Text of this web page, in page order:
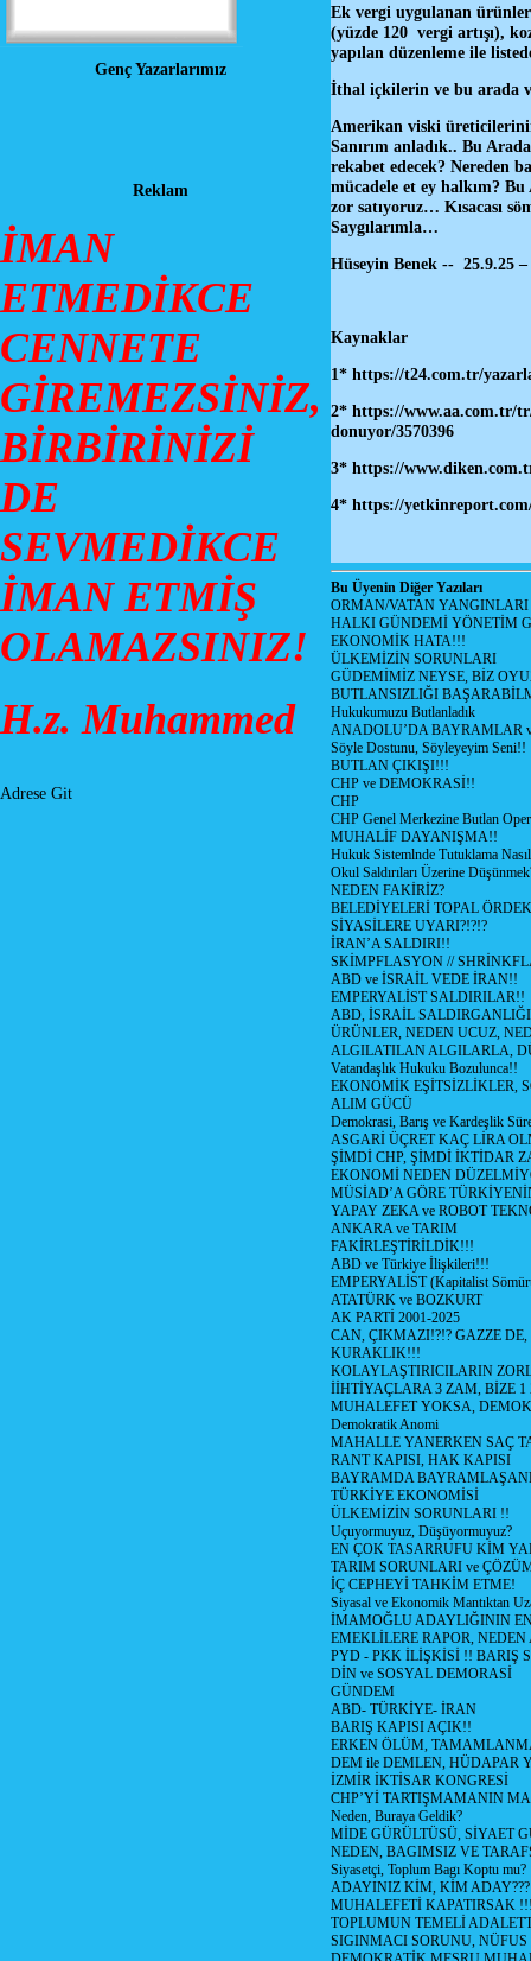
Genç Yazarlarımız
Reklam
İMAN
ETMEDİKCE
CENNETE
GİREMEZSİNİZ,
BİRBİRİNİZİ
DE
SEVMEDİKCE
İMAN ETMİŞ
OLAMAZSINIZ!
H.z. Muhammed
Adrese Git
Ek vergi uygulanan
(yüzde 120 vergi artışı),
yapılan düzenleme ile
İthal içkilerin ve bu arada
Amerikan viski
Sanırım anladık.. Bu
rekabet edecek? Nereden
mücadele et ey halkım?
zor satıyoruz… Kısacası
Saygılarımla…
Hüseyin Benek -- 25.9.25
Kaynaklar
1* https://t24.com.tr/
2* https://www.aa.com.tr/
donuyor/3570396
3* https://
4* https://
Bu Üyenin Diğer Yazıları
ORMAN/VATAN
HALKI GÜNDEMİ YÖNETİM
EKONOMİK HATA!!!
ÜLKEMİZİN SORUNLARI
GÜDEMİMİZ NEYSE, BİZ
BUTLANSIZLIĞI
Hukukumuzu Butlanladık
ANADOLU’DA BAYRAMLAR
Söyle Dostunu, Söyleyeyim Seni!!
BUTLAN ÇIKIŞI!!!
CHP ve DEMOKRASİ!!
CHP
CHP Genel Merkezine Butlan
MUHALİF DAYANIŞMA!!
Hukuk Sistemlnde Tutuklama
Okul Saldırıları Üzerine
NEDEN FAKİRİZ?
BELEDİYELERİ TOPAL
SİYASİLERE UYARI?!?!?
İRAN’A SALDIRI!!
SKİMPFLASYON //
ABD ve İSRAİL VEDE İRAN!!
EMPERYALİST SALDIRILAR!!
ABD, İSRAİL SALDIRGANLIĞI
ÜRÜNLER, NEDEN UCUZ,
ALGILATILAN ALGILARLA,
Vatandaşlık Hukuku Bozulunca!!
EKONOMİK EŞİTSİZLİKLER,
ALIM GÜCÜ
Demokrasi, Barış ve Kardeşlik
ASGARİ ÜÇRET KAÇ LİRA
ŞİMDİ CHP, ŞİMDİ İKTİDAR
EKONOMİ NEDEN
MÜSİAD’A GÖRE
YAPAY ZEKA ve ROBOT
ANKARA ve TARIM
FAKİRLEŞTİRİLDİK!!!
ABD ve Türkiye İlişkileri!!!
EMPERYALİST (Kapitalist
ATATÜRK ve BOZKURT
AK PARTİ 2001-2025
CAN, ÇIKMAZI!?!? GAZZE
KURAKLIK!!!
KOLAYLAŞTIRICILARIN
İİHTİYAÇLARA 3 ZAM, BİZE
MUHALEFET YOKSA,
Demokratik Anomi
MAHALLE YANERKEN SAÇ
RANT KAPISI, HAK KAPISI
BAYRAMDA
TÜRKİYE EKONOMİSİ
ÜLKEMİZİN SORUNLARI !!
Uçuyormuyuz, Düşüyormuyuz?
EN ÇOK TASARRUFU KİM
TARIM SORUNLARI ve
İÇ CEPHEYİ TAHKİM ETME!
Siyasal ve Ekonomik Mantıktan
İMAMOĞLU ADAYLIĞININ
EMEKLİLERE RAPOR,
PYD - PKK İLİŞKİSİ !! BARIŞ
DİN ve SOSYAL DEMORASİ
GÜNDEM
ABD- TÜRKİYE- İRAN
BARIŞ KAPISI AÇIK!!
ERKEN ÖLÜM,
DEM ile DEMLEN, HÜDAPAR
İZMİR İKTİSAR KONGRESİ
CHP’Yİ TARTIŞMAMANIN
Neden, Buraya Geldik?
MİDE GÜRÜLTÜSÜ, SİYAET
NEDEN, BAGIMSIZ VE
Siyasetçi, Toplum Bagı Koptu mu?
ADAYINIZ KİM, KİM ADAY???
MUHALEFETİ KAPATIRSAK
TOPLUMUN TEMELİ
SIGINMACI SORUNU,